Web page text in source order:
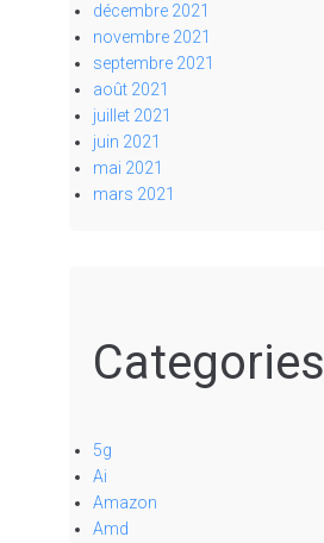
décembre 2021
novembre 2021
septembre 2021
août 2021
juillet 2021
juin 2021
mai 2021
mars 2021
Categories
5g
Ai
Amazon
Amd